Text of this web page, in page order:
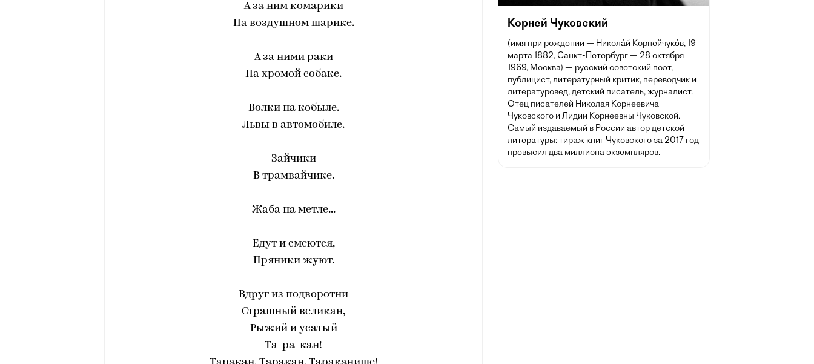
А за ним комарики
На воздушном шарике.
А за ними раки
На хромой собаке.
Волки на кобыле.
Львы в автомобиле.
Зайчики
В трамвайчике.
Жаба на метле...
Едут и смеются,
Пряники жуют.
Вдруг из подворотни
Страшный великан,
Рыжий и усатый
Та-ра-кан!
Корней Чуковский
(имя при рождении — Никола́й Корнейчуко́в, 19
марта 1882, Санкт-Петербург — 28 октября
1969, Москва) — русский советский поэт,
публицист, литературный критик, переводчик и
литературовед, детский писатель, журналист.
Отец писателей Николая Корнеевича
Чуковского и Лидии Корнеевны Чуковской.
Самый издаваемый в России автор детской
литературы: тираж книг Чуковского за 2017 год
превысил два миллиона экземпляров.